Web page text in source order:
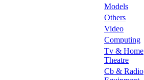
Models
Others
Video
Computing
Tv & Home
Theatre
Cb & Radio